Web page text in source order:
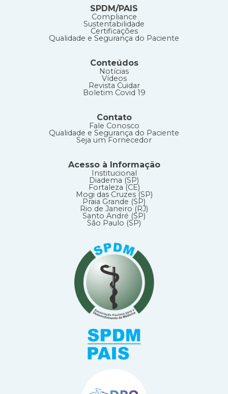
SPDM/PAIS
Compliance
Sustentabilidade
Certificações
Qualidade e Segurança do Paciente
Conteúdos
Notícias
Vídeos
Revista Cuidar
Boletim Covid 19
Contato
Fale Conosco
Qualidade e Segurança do Paciente
Seja um Fornecedor
Acesso à Informação
Institucional
Diadema (SP)
Fortaleza (CE)
Mogi das Cruzes (SP)
Praia Grande (SP)
Rio de Janeiro (RJ)
Santo André (SP)
São Paulo (SP)